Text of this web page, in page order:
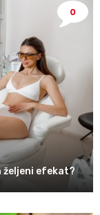
0
željeni efekat?